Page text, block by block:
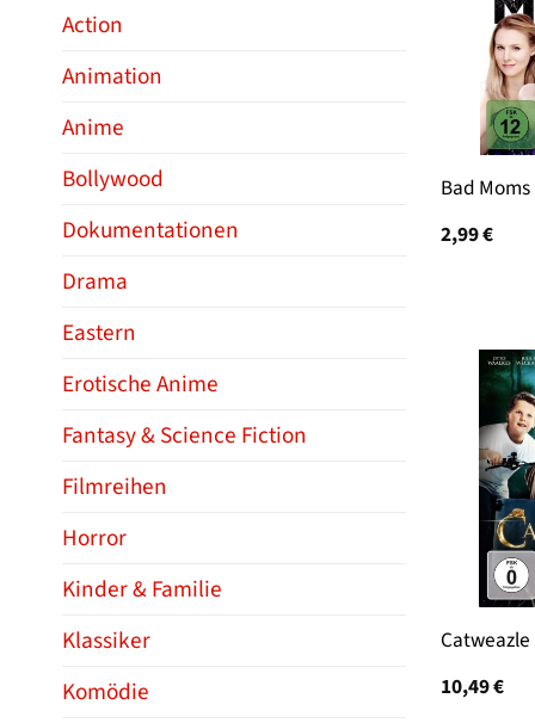
Action
Animation
Anime
Bollywood
Dokumentationen
Drama
Eastern
Erotische Anime
Fantasy & Science Fiction
Filmreihen
Horror
Kinder & Familie
Klassiker
Komödie
Bad Moms
2,99€
Catweazle
10,49€